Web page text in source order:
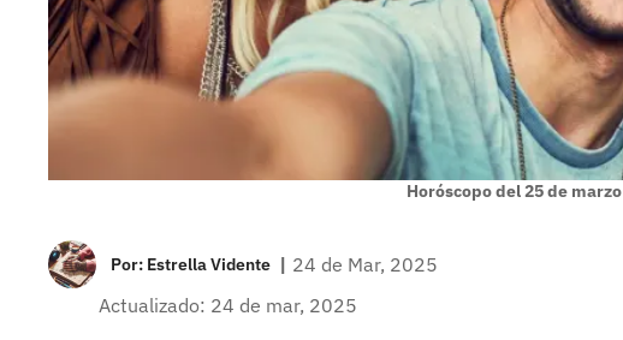
Horóscopo del 25 de marzo
Por: Estrella Vidente | 24 de Mar, 2025
Actualizado: 24 de mar, 2025